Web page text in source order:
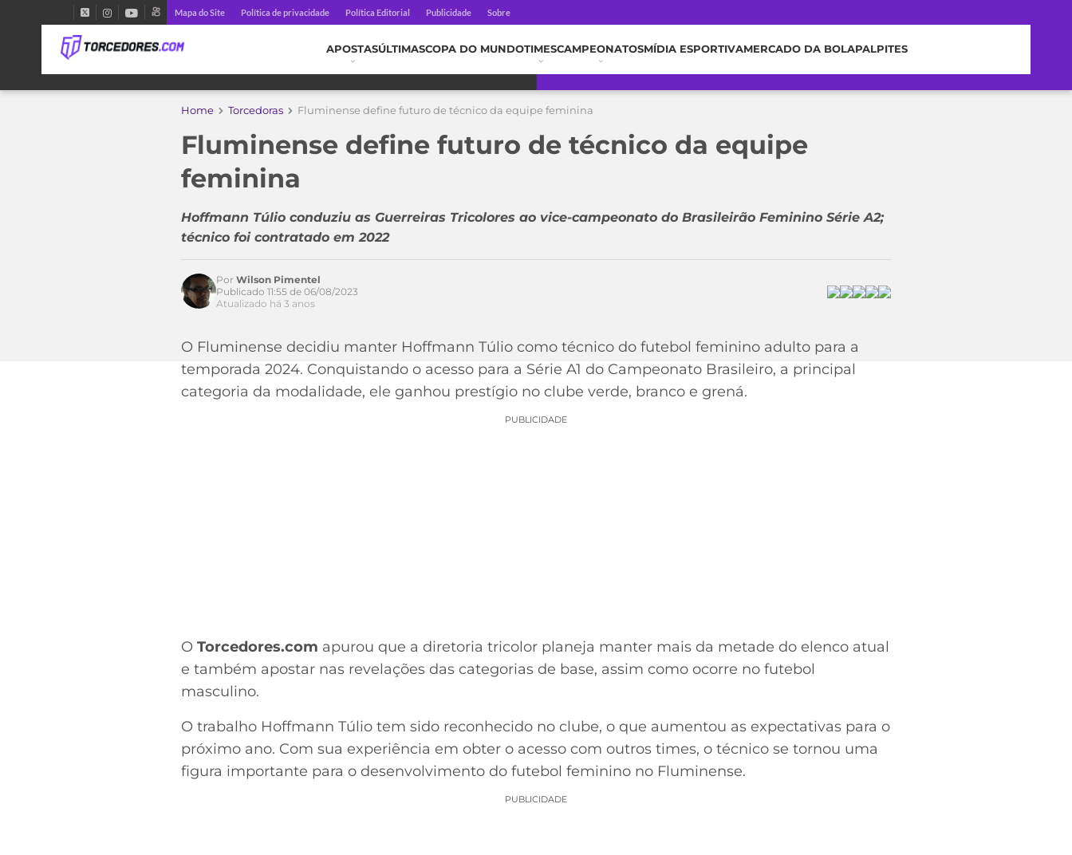
Mapa do Site Política de privacidade Política Editorial Publicidade Sobre
APOSTASÚLTIMASCOPA DO MUNDOTIMESCAMPEONATOSMÍDIA ESPORTIVAMERCADO DA BOLAPALPITES
Home Torcedoras Fluminense define futuro de técnico da equipe feminina
Fluminense define futuro de técnico da equipe
feminina
Hoffmann Túlio conduziu as Guerreiras Tricolores ao vice-campeonato do Brasileirão Feminino Série A2;
técnico foi contratado em 2022
Acesse o perfil do autor Por Wilson Pimentel
Publicado 11:55 de 06/08/2023
Atualizado há 3 anos
O Fluminense decidiu manter Hoffmann Túlio como técnico do futebol feminino adulto para a
temporada 2024. Conquistando o acesso para a Série A1 do Campeonato Brasileiro, a principal
categoria da modalidade, ele ganhou prestígio no clube verde, branco e grená.
PUBLICIDADE
O Torcedores.com apurou que a diretoria tricolor planeja manter mais da metade do elenco atual
e também apostar nas revelações das categorias de base, assim como ocorre no futebol
masculino.
O trabalho Hoffmann Túlio tem sido reconhecido no clube, o que aumentou as expectativas para o
próximo ano. Com sua experiência em obter o acesso com outros times, o técnico se tornou uma
figura importante para o desenvolvimento do futebol feminino no Fluminense.
PUBLICIDADE